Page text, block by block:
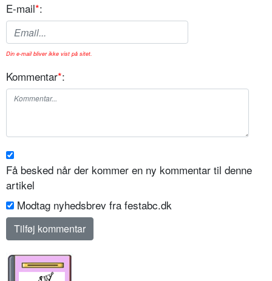
E-mail*:
Din e-mail bliver ikke vist på sitet.
Kommentar*:
Få besked når der kommer en ny kommentar til denne
artikel
Modtag nyhedsbrev fra festabc.dk